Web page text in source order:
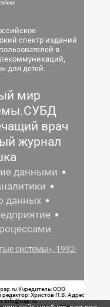
спектр изданий
в
для детей.
мир
врач
журнал
данными
данных
системы», 1992-
Учредитель: ООО
Христов П.В. Адрес
info@osp.ru